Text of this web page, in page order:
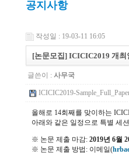
공지사항
작성일 : 19-03-11 16:05
[논문모집] ICICIC2019 개최
글쓴이 : 사무국
ICICIC2019-
올해로 14회째를 맞이하는
아래와 같은 일정으로 특별 세
※ 논문 제출 마감: 2019년 6월
※ 논문 제출 방법: 이메일(